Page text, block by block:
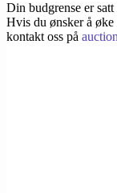
Din budgrense er
Hvis du ønsker å øke
kontakt oss på